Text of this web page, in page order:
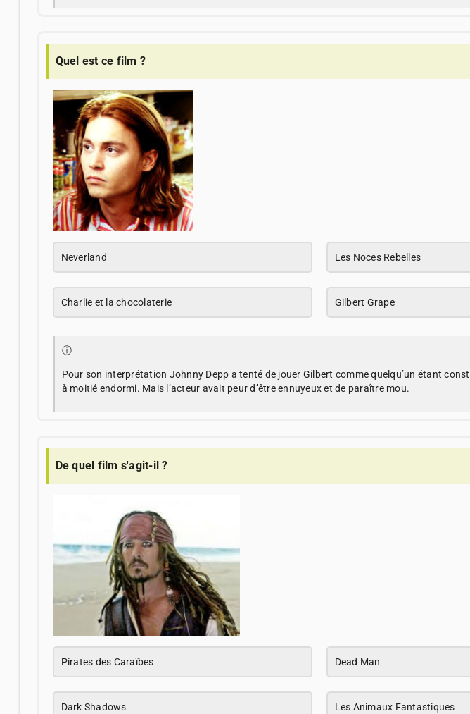
Quel est ce film ?
Neverland Les Noces Rebelles
Charlie et la chocolaterie Gilbert Grape
ⓘ
Pour son interprétation Johnny Depp a tenté de jouer Gilbert comme quelqu’un étant
à moitié endormi. Mais l’acteur avait peur d’être ennuyeux et de paraître mou.
De quel film s'agit-il ?
Pirates des Caraïbes Dead Man
Dark Shadows Les Animaux Fantastiques